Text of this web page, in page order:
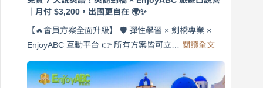
｜月付 $3,200，出國更自在 🌍✨
【🔥會員方案全面升級】 🛡️ 彈性學習 × 劍橋專業 ×
EnjoyABC 互動平台 👉 所有方案皆可立… 閱讀全文:
費